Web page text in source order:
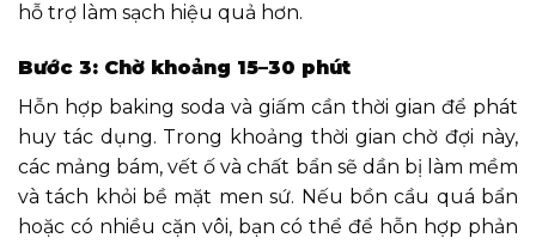
hỗ trợ làm sạch hiệu quả hơn.
Bước 3: Chờ khoảng 15–30 phút
Hỗn hợp baking soda và giấm cần thời gian để phát
huy tác dụng. Trong khoảng thời gian chờ đợi này,
các mảng bám, vết ố và chất bẩn sẽ dần bị làm mềm
và tách khỏi bề mặt men sứ. Nếu bồn cầu quá bẩn
hoặc có nhiều cặn vôi, bạn có thể để hỗn hợp phản